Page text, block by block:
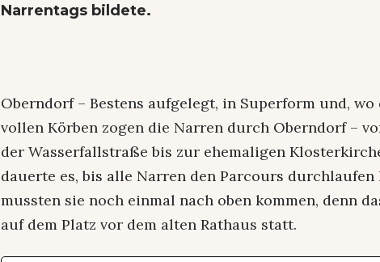
Narrentags bildete.
Oberndorf – Bestens aufgelegt, in Superform und,
vollen Körben zogen die Narren durch Oberndorf –
der Wasserfallstraße bis zur ehemaligen
dauerte es, bis alle Narren den Parcours durchlaufen
mussten sie noch einmal nach oben kommen, denn
auf dem Platz vor dem alten Rathaus statt.